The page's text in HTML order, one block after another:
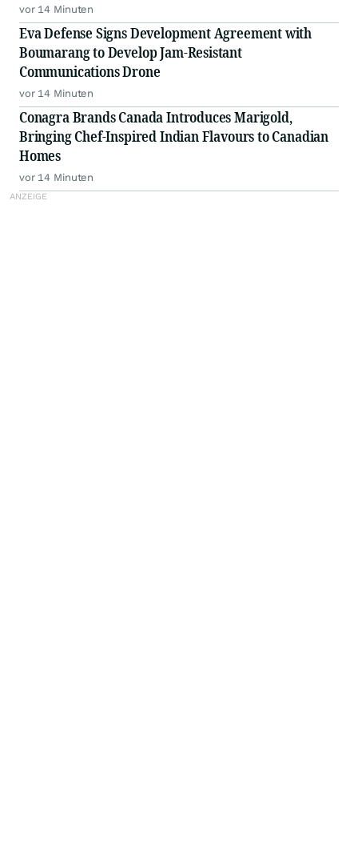
vor 14 Minuten
Eva Defense Signs Development Agreement with
Boumarang to Develop Jam-Resistant
Communications Drone
vor 14 Minuten
Conagra Brands Canada Introduces Marigold,
Bringing Chef-Inspired Indian Flavours to Canadian
Homes
vor 14 Minuten